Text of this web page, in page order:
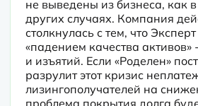
не выведены из бизнеса, как
других случаях. Компания
столкнулась с тем, что
«падением качества активов»
и изъятий. Если «Роделен»
разрулит этот кризис
лизингополучателей на
проблема покрытия долга